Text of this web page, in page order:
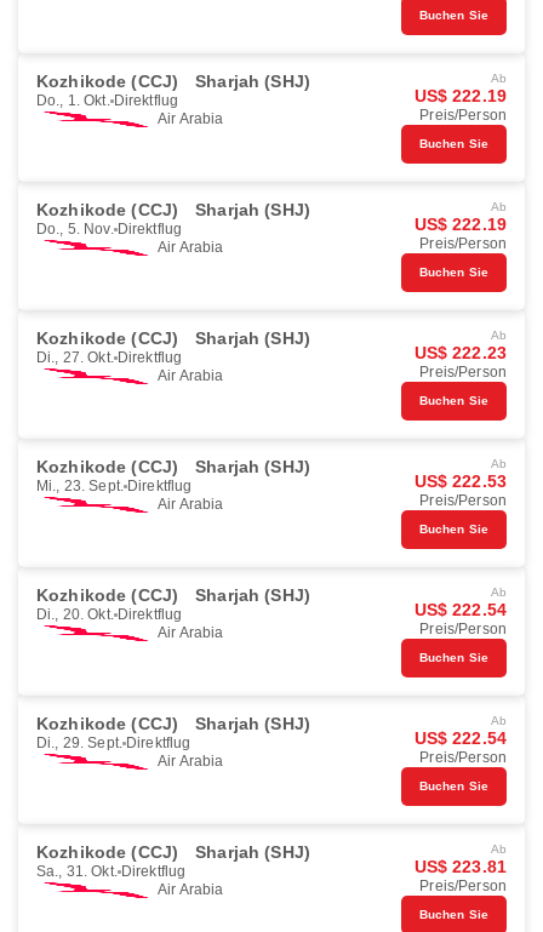
Buchen Sie
Kozhikode (CCJ) Sharjah (SHJ)
Do., 1. Okt. Direktflug
Air Arabia
Ab
US$ 222.19
Preis/Person
Buchen Sie
Kozhikode (CCJ) Sharjah (SHJ)
Do., 5. Nov. Direktflug
Air Arabia
Ab
US$ 222.19
Preis/Person
Buchen Sie
Kozhikode (CCJ) Sharjah (SHJ)
Di., 27. Okt. Direktflug
Air Arabia
Ab
US$ 222.23
Preis/Person
Buchen Sie
Kozhikode (CCJ) Sharjah (SHJ)
Mi., 23. Sept. Direktflug
Air Arabia
Ab
US$ 222.53
Preis/Person
Buchen Sie
Kozhikode (CCJ) Sharjah (SHJ)
Di., 20. Okt. Direktflug
Air Arabia
Ab
US$ 222.54
Preis/Person
Buchen Sie
Kozhikode (CCJ) Sharjah (SHJ)
Di., 29. Sept. Direktflug
Air Arabia
Ab
US$ 222.54
Preis/Person
Buchen Sie
Kozhikode (CCJ) Sharjah (SHJ)
Sa., 31. Okt. Direktflug
Air Arabia
Ab
US$ 223.81
Preis/Person
Buchen Sie